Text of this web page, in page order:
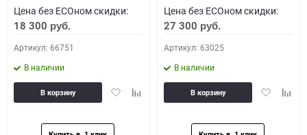
0 - обратная 1 - прямая 3 - обратная 4 - прямая
Цена без ECOном скидки:
18 300 руб.
Артикул: 66751
В наличии
ДобавитьДобавить
В корзину
Цена без ECOном скидки:
27 300 руб.
Артикул: 63025
В наличии
Добавить
В корзину